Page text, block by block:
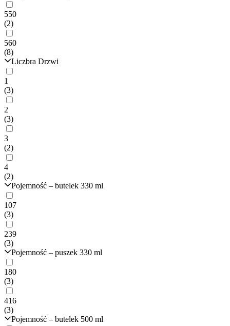
550
(2)
560
(8)
Liczbra Drzwi
1
(3)
2
(3)
3
(2)
4
(2)
Pojemność – butelek 330 ml
107
(3)
239
(3)
Pojemność – puszek 330 ml
180
(3)
416
(3)
Pojemność – butelek 500 ml